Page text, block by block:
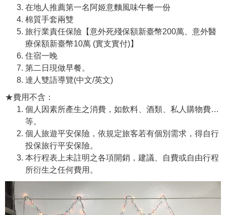
在地人推薦第一名阿姬意麵風味午餐一份
棉質手套兩雙
旅行業責任保險【意外死殘保額新臺幣200萬、意外醫
療保額新臺幣10萬 (實支實付)】
住宿一晚
第二日現做早餐。
達人雙語導覽(中文/英文)
★費用不含：
個人因素所產生之消費，如飲料、酒類、私人購物費…
等。
個人旅遊平安保險，依規定旅客若有個別需求，得自行
投保旅行平安保險。
本行程表上未註明之各項開銷，建議、自費或自由行程
所衍生之任何費用。